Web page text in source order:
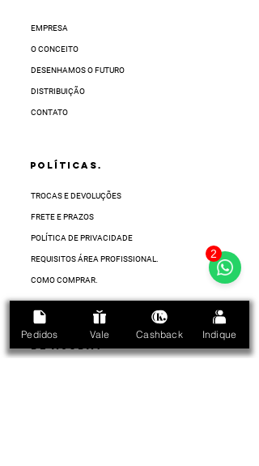
PRECISA
DE AJUDA?
POLÍTICAS.
EMPRESA
O CONCEITO
DESENHAMOS O FUTURO
DISTRIBUIÇÃO
CONTATO
TROCAS E DEVOLUÇÕES
FRETE E PRAZOS
POLÍTICA DE PRIVACIDADE
REQUISITOS ÁREA PROFISSIONAL.
COMO COMPRAR.
Pedidos Vale Cashback Indique
2